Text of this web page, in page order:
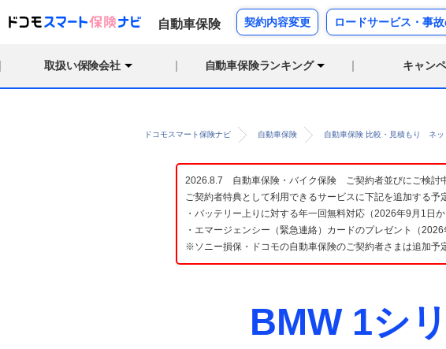
自動車保険 契約内容変更 ロードサービス・事
取扱い保険会社 自動車保険ランキング キャン
ドコモスマート保険ナビ 自動車保険 自動車保険 比較・見積もり ネッ
2026.8.7 自動車保険・バイク保険 ご契約者並びにご検討
ご契約者特典として利用できるサービスに下記を追加する予
・バッテリー上りに対する年一回無料対応（2026年9月1日
・エマージェンシー（緊急連絡）カードのプレゼント（
※ソニー損保・ドコモの自動車保険のご契約者さまは追加予
BMW 1シ